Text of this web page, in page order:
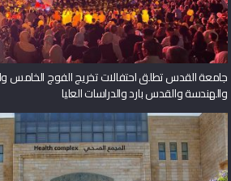
جامعة القدس تطلق احتفالات تخريج الفوج الخامس
والهندسة والقدس بارد والدراسات العليا